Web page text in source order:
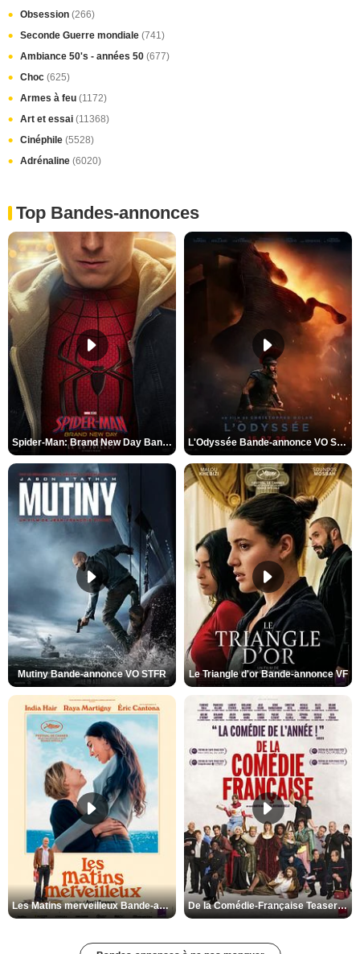
Obsession (266)
Seconde Guerre mondiale (741)
Ambiance 50's - années 50 (677)
Choc (625)
Armes à feu (1172)
Art et essai (11368)
Cinéphile (5528)
Adrénaline (6020)
Top Bandes-annonces
Spider-Man: Brand New Day Bande-annonce VO STFR L'Odyssée Bande-annonce VO STFR
Mutiny Bande-annonce VO STFR Le Triangle d'or Bande-annonce VF
Les Matins merveilleux Bande-annonce VF De la Comédie-Française Teaser VF